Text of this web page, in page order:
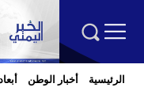
الرئيسية أخبار الوطن